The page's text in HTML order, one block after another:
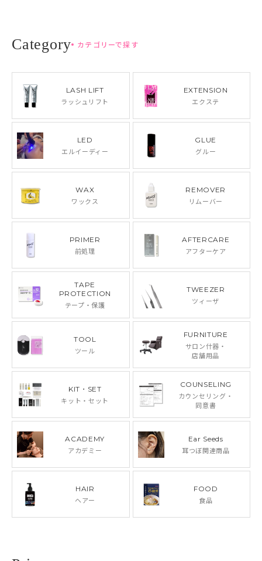
カテゴリーで探す
LASH LIFT
ラッシュリフト
EXTENSION
エクステ
LED
エルイーディー
GLUE
グルー
WAX
ワックス
REMOVER
リムーバー
PRIMER
前処理
AFTERCARE
アフターケア
TAPE
PROTECTION
テープ・保護
TWEEZER
ツィーザ
TOOL
ツール
FURNITURE
サロン什器・
店舗用品
KIT・SET
キット・セット
COUNSELING
カウンセリング・
同意書
ACADEMY
アカデミー
Ear Seeds
耳つぼ関連商品
HAIR
ヘアー
FOOD
食品